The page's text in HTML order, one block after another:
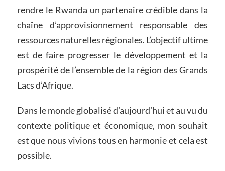
rendre le Rwanda un partenaire crédible dans la
chaîne d’approvisionnement responsable des
ressources naturelles régionales. L’objectif ultime
est de faire progresser le développement et la
prospérité de l’ensemble de la région des Grands
Lacs d’Afrique.
Dans le monde globalisé d’aujourd’hui et au vu du
contexte politique et économique, mon souhait
est que nous vivions tous en harmonie et cela est
possible.